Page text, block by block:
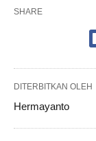
SHARE
DITERBITKAN OLEH
Hermayanto